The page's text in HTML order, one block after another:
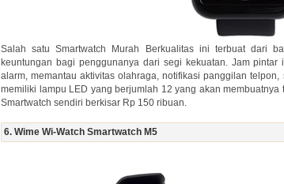
Salah satu Smartwatch Murah Berkualitas ini terbuat dari
keuntungan bagi penggunanya dari segi kekuatan. Jam pintar
alarm, memantau aktivitas olahraga, notifikasi panggilan
memiliki lampu LED yang berjumlah 12 yang akan
Smartwatch sendiri berkisar Rp 150 ribuan.
6. Wime Wi-Watch Smartwatch M5